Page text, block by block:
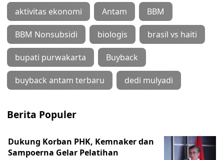
aktivitas ekonomi Antam BBM
BBM Nonsubsidi biologis brasil vs haiti
bupati purwakarta Buyback
buyback antam terbaru dedi mulyadi
Berita Populer
Dukung Korban PHK, Kemnaker dan
Sampoerna Gelar Pelatihan